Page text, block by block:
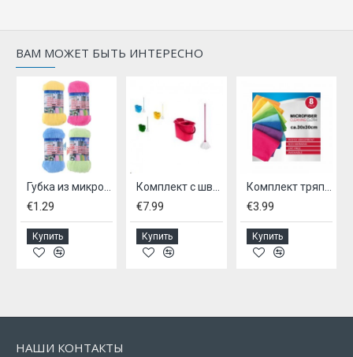
ВАМ МОЖЕТ БЫТЬ ИНТЕРЕСНО
€1.29
Купить
€7.99
Купить
€3.99
Купить
НАШИ КОНТАКТЫ